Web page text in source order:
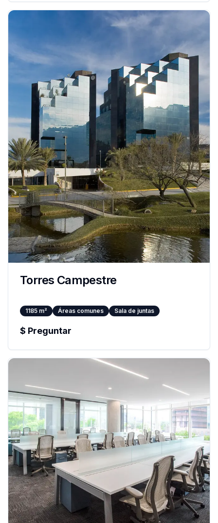
Torres Campestre
1185 m² Áreas comunes Sala de juntas
$ Preguntar